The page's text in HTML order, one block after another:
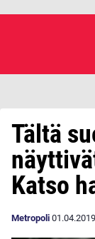
Tältä
Katso
Metropoli 01.04.2019